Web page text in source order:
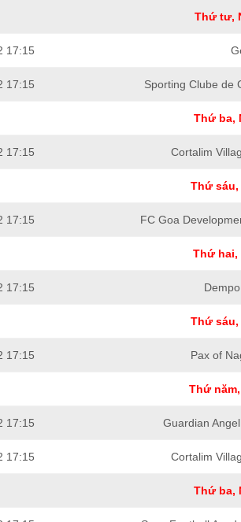
Thứ tư,
17:15
17:15 Sporting Clube de
Thứ ba,
17:15 Cortalim
Thứ sáu,
17:15 FC Goa
Thứ hai,
17:15
Thứ sáu,
17:15 Pax of
Thứ
17:15 Guardian
17:15 Cortalim
Thứ ba,